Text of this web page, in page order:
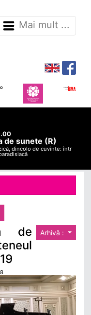
Mai mult ...
de sunete (R)
dincolo de cuvinte: într-
Arhivă :
de